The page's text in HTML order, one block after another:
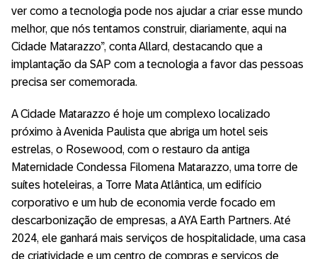
ver como a tecnologia pode nos ajudar a criar esse mundo
melhor, que nós tentamos construir, diariamente, aqui na
Cidade Matarazzo”, conta Allard, destacando que a
implantação da SAP com a tecnologia a favor das pessoas
precisa ser comemorada.
A Cidade Matarazzo é hoje um complexo localizado
próximo à Avenida Paulista que abriga um hotel seis
estrelas, o Rosewood, com o restauro da antiga
Maternidade Condessa Filomena Matarazzo, uma torre de
suítes hoteleiras, a Torre Mata Atlântica, um edifício
corporativo e um hub de economia verde focado em
descarbonização de empresas, a AYA Earth Partners. Até
2024, ele ganhará mais serviços de hospitalidade, uma casa
de criatividade e um centro de compras e serviços de